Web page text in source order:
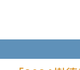
至
主